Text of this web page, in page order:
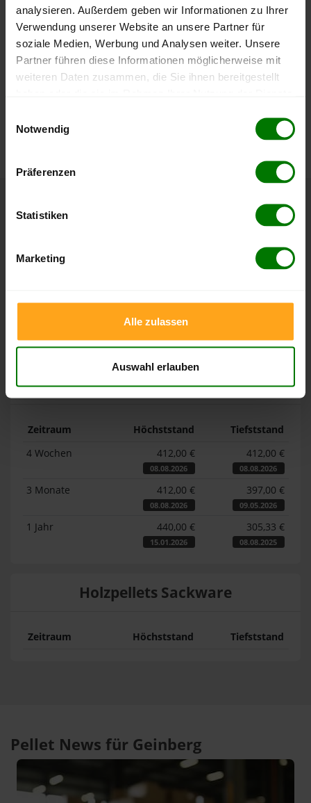
analysieren. Außerdem geben wir Informationen zu Ihrer
Verwendung unserer Website an unsere Partner für
soziale Medien, Werbung und Analysen weiter. Unsere
Partner führen diese Informationen möglicherweise mit
weiteren Daten zusammen, die Sie ihnen bereitgestellt
Notwendig
Präferenzen
Statistiken
Marketing
Alle zulassen
Auswahl erlauben
lose Ware Sackware
September
2025
Januar
2026
Mai
2026
0 €
können Sie jederzeit auf unserer
-Seite
Höchst- und Tiefststände der
Sackware in Geinberg. Das dazugehörige Datum zeigt,
wann der Höchst- oder Tiefststand im jeweiligen Zeitraum
erreicht wurde.
Lose Holzpellets
Zeitraum Höchststand
Tiefststand
4 Wochen
412,00 €
08.08.2026
412,00 €
08.08.2026
3 Monate 412,00 €
08.08.2026
397,00 €
09.05.2026
1 Jahr 440,00 €
15.01.2026
305,33 €
08.08.2025
Holzpellets Sackware
Zeitraum Höchststand Tiefststand
Pellet News für Geinberg